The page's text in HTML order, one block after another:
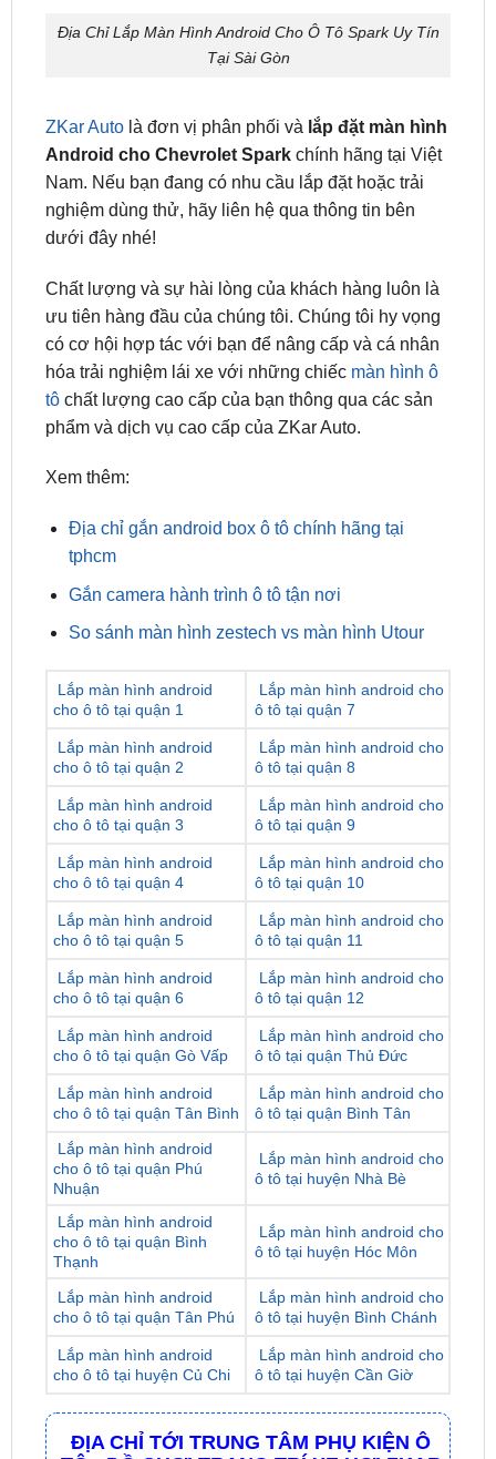
là đơn vị phân phối và
Nam. Nếu bạn đang có nhu cầu lắp đặt hoặc trải
nghiệm dùng thử, hãy liên hệ qua thông tin bên
dưới đây nhé!
Chất lượng và sự hài lòng của khách hàng luôn là
có cơ hội hợp tác với bạn để nâng cấp và cá nhân
hóa trải nghiệm lái xe với những chiếc màn hình ô
tôchất lượng cao cấp của bạn thông qua các sản
phẩm và dịch vụ cao cấp của ZKar Auto.
Xem thêm:
Địa chỉ gắn android box ô tô chính hãng tại
Gắn camera hành trình ô tô tận nơi
Lắp màn hình android
Lắp màn hình android cho
Lắp màn hình android
cho ô tô tại quận 2
Lắp màn hình android cho
ô tô tại quận 8
Lắp màn hình android
cho ô tô tại quận 3
Lắp màn hình android cho
ô tô tại quận 9
Lắp màn hình android
cho ô tô tại quận 4
Lắp màn hình android cho
ô tô tại quận 10
Lắp màn hình android
cho ô tô tại quận 5
Lắp màn hình android cho
ô tô tại quận 11
Lắp màn hình android
cho ô tô tại quận 6
Lắp màn hình android cho
ô tô tại quận 12
Lắp màn hình android
cho ô tô tại quận Gò Vấp
Lắp màn hình android cho
ô tô tại quận Thủ Đức
Lắp màn hình android
cho ô tô tại quận Tân Bình
Lắp màn hình android cho
ô tô tại quận Bình Tân
Lắp màn hình android
cho ô tô tại quận Phú
Lắp màn hình android cho
ô tô tại huyện Nhà Bè
Lắp màn hình android
cho ô tô tại quận Bình
Lắp màn hình android cho
Lắp màn hình android
cho ô tô tại quận Tân Phú
Lắp màn hình android cho
ô tô tại huyện Bình Chánh
Lắp màn hình android
cho ô tô tại huyện Củ Chi
Lắp màn hình android cho
ô tô tại huyện Cần Giờ
ĐỊA CHỈ TỚI TRUNG TÂM PHỤ KIỆN Ô
TÔ - ĐỒ CHƠI TRANG TRÍ XE HƠI ZKAR